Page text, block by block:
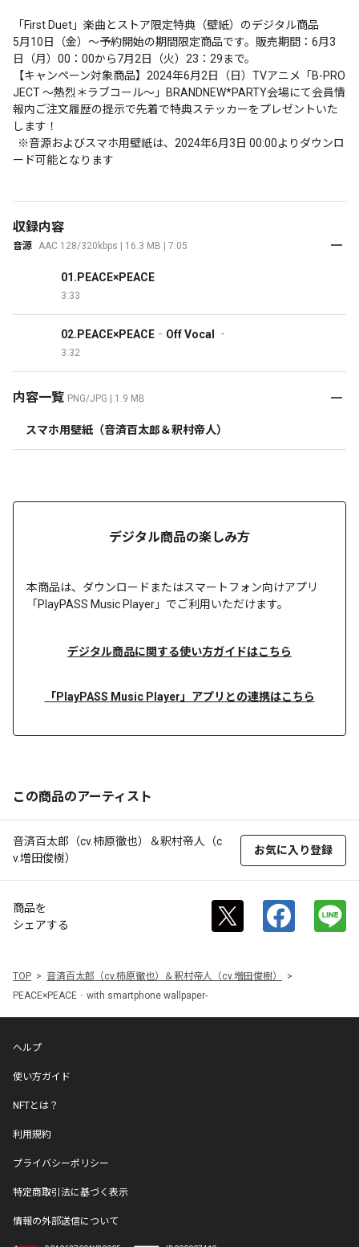
「First Duet」楽曲とストア限定特典（壁紙）のデジタル商品
5月10日（金）～予約開始の期間限定商品です。販売期間：6月3
日（月）00：00から7月2日（火）23：29まで。
【キャンペーン対象商品】2024年6月2日（日）TVアニメ「B-PRO
JECT ～熱烈＊ラブコール～」BRANDNEW*PARTY会場にて会員情
報内ご注文履歴の提示で先着で特典ステッカーをプレゼントいた
します！
ード可能となります
収録内容
音源 AAC 128/320kbps | 16.3 MB | 7:05
01.PEACE×PEACE
3:33
02.PEACE×PEACE‐Off Vocal ‐
3:32
内容一覧 PNG/JPG | 1.9 MB
スマホ用壁紙（音済百太郎＆釈村帝人）
デジタル商品の楽しみ方
本商品は、 ダウンロードまたはスマートフォン向けアプリ
「PlayPASS Music Player」でご利用いただけます。
デジタル商品に関する使い方ガイドはこちら
「PlayPASS Music Player」アプリとの連携はこちら
この商品のアーティスト
音済百太郎（cv.柿原徹也）＆釈村帝人（c
v.増田俊樹）
お気に入り登録
商品を
シェアする
TOP
音済百太郎（cv.柿原徹也）＆釈村帝人（cv.増田俊樹）
PEACE×PEACE‐with smartphone wallpaper-
ヘルプ
使い方ガイド
NFTとは？
利用規約
プライバシーポリシー
特定商取引法に基づく表示
情報の外部送信について